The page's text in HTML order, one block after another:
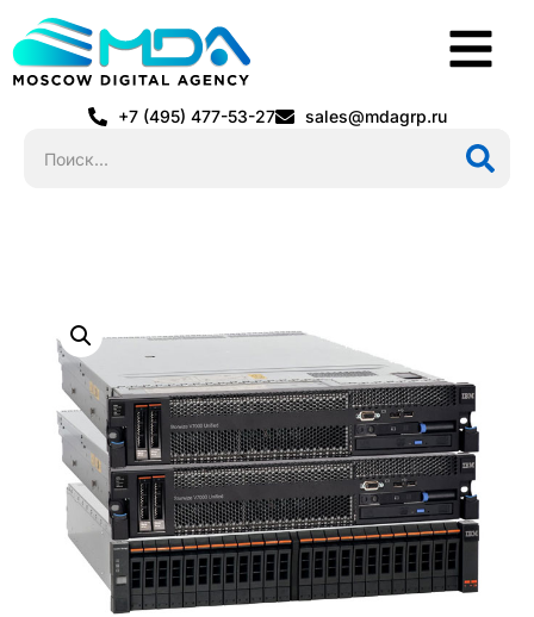
+7 (495) 477-53-27 sales@mdagrp.ru